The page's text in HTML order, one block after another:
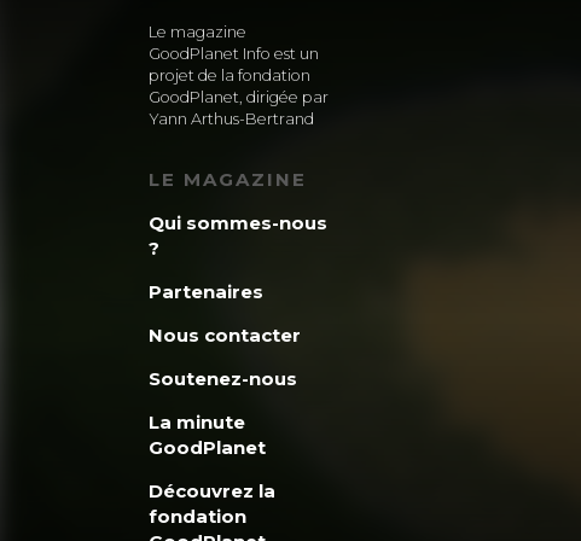
Le magazine
GoodPlanet Info est un
projet de la fondation
GoodPlanet, dirigée par
Yann Arthus-Bertrand
LE MAGAZINE
Qui sommes-nous
?
Partenaires
Nous contacter
Soutenez-nous
La minute
GoodPlanet
Découvrez la
fondation